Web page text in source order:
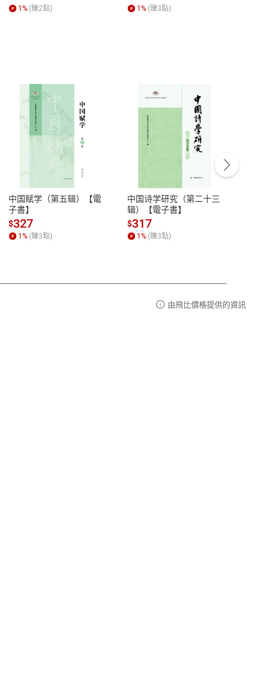
性
參
客服資訊
服務時間：週一到週五 10:00-12:00、
13:00-17:00 (國定假日及例假日休息)
客服電話：0080-1857077
【電子書】
1% (賺2點) 1% (賺3點)
中国赋学（第五辑）【電
子書】
$327
1% (賺3點)
中国诗学研究（第二十三
辑）【電子書】
$317
1% (賺3點)
由飛比價格提供的資訊